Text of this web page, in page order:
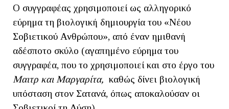
Ο συγγραφέας χρησιμοποιεί ως αλληγορικό
εύρημα τη βιολογική δημιουργία του «Νέου
Σοβιετικού Ανθρώπου», από έναν ημιθανή
αδέσποτο σκύλο (αγαπημένο εύρημα του
συγγραφέα, που το χρησιμοποιεί και στο έργο του
Μαιτρ και Μαργαρίτα, καθώς δίνει βιολογική
υπόσταση στον Σατανά, όπως αποκαλούσαν οι